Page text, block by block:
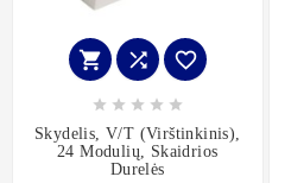
  
    
Skydelis, V/t (virštinkinis),
24 Modulių, Skaidrios
Durelės